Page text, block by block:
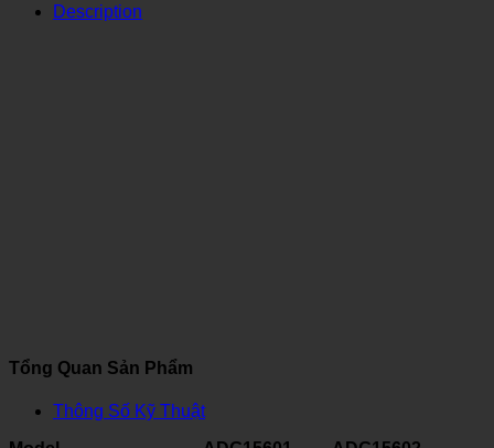
Description
Tổng Quan Sản Phẩm
Thông Số Kỹ Thuật